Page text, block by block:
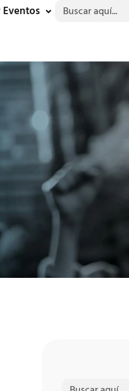
Buscar:
Buscar: